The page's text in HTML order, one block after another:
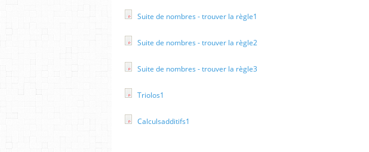
Suite de nombres - trouver la règle1
Suite de nombres - trouver la règle2
Suite de nombres - trouver la règle3
Triolos1
Calculsadditifs1